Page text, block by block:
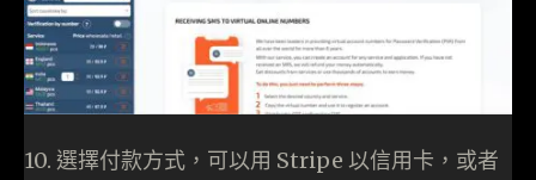
10. 選擇付款方式，可以用 Stripe 以信用卡，或者